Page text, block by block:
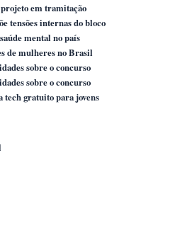
em tramitação
tensões internas do bloco
mental no país
de mulheres no Brasil
sobre o concurso
sobre o concurso
gratuito para jovens